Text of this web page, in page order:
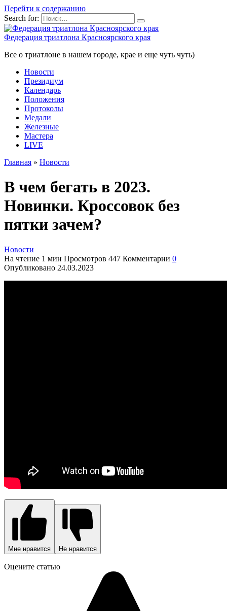
Перейти к содержанию
Search for:
Федерация триатлона Красноярского края
Все о триатлоне в нашем городе, крае и еще чуть чуть)
Новости
Президиум
Календарь
Положения
Протоколы
Медали
Железные
Мастера
LIVE
Главная » Новости
В чем бегать в 2023.
Новинки. Кроссовок без
пятки зачем?
Новости
На чтение 1 мин Просмотров 447 Комментарии 0
Опубликовано 24.03.2023
Мне нравится Не нравится
Оцените статью